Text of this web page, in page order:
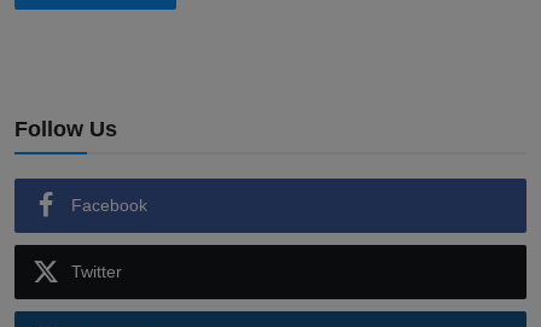
Follow Us
Facebook
Twitter